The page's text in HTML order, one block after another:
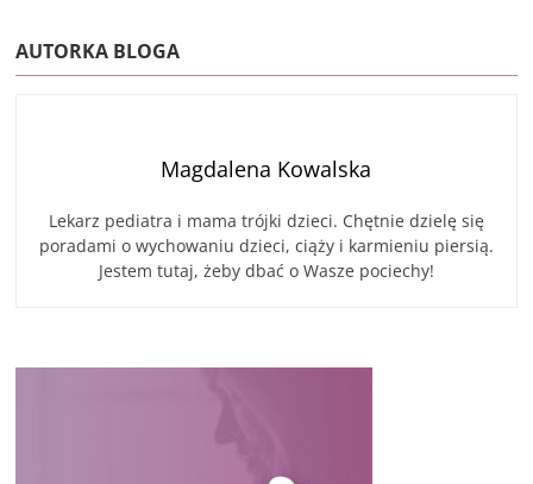
AUTORKA BLOGA
Magdalena Kowalska
Lekarz pediatra i mama trójki dzieci. Chętnie dzielę się
poradami o wychowaniu dzieci, ciąży i karmieniu piersią.
Jestem tutaj, żeby dbać o Wasze pociechy!